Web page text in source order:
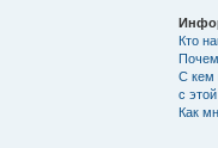
Кто
С кем
с
Как